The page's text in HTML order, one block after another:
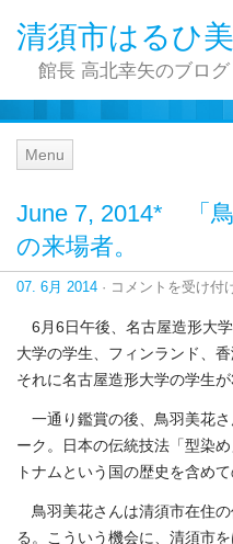
清須市はるひ
館長 高北幸矢のブログ
Menu
June 7, 2014* 「
の来場者。
07. 6月 2014 · June
2014*
「鳥
羽
美
展」
外
国
の
来
コメントを受け付
6月6日午後、名古屋造形大
大学の学生、フィンランド、
それに名古屋造形大学の学生
一通り鑑賞の後、鳥羽美花
ーク。日本の伝統技法「型染
トナムという国の歴史を含め
鳥羽美花さんは清須市在住
る。こういう機会に、清須市